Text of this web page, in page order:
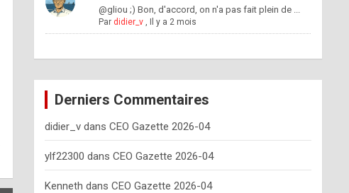
@gliou ;) Bon, d'accord, on n'a pas fait plein de ...
Par didier_v, Il y a 2 mois
Derniers Commentaires
didier_vdans CEO Gazette 2026-04
ylf22300 dans CEO Gazette 2026-04
Kenneth dans CEO Gazette 2026-04